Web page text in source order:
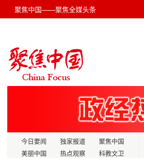
聚焦中国——聚焦全媒头条
今日要闻 独家报道
聚焦中国
美丽中国
热点观察
科教文卫